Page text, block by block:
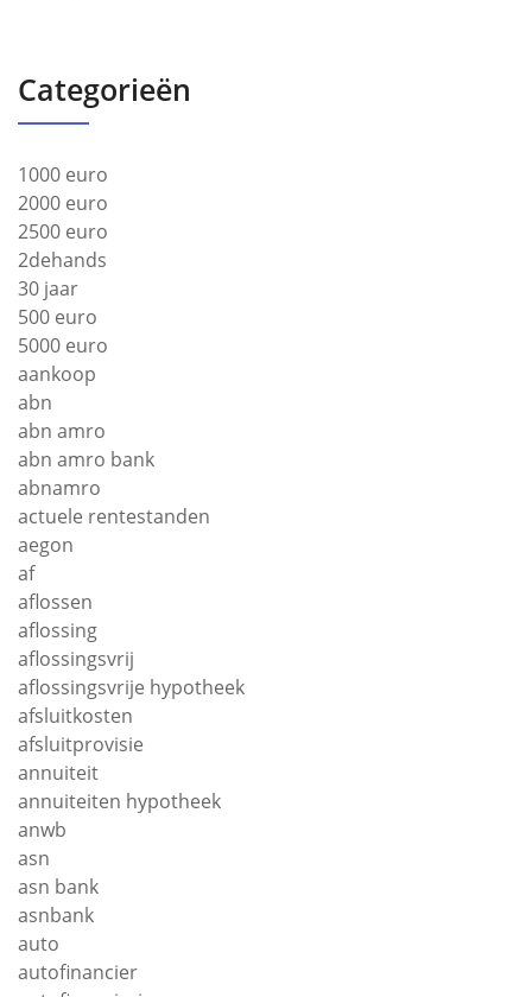
Categorieën
1000 euro
2000 euro
2500 euro
2dehands
30 jaar
500 euro
5000 euro
aankoop
abn
abn amro
abn amro bank
abnamro
actuele rentestanden
aegon
af
aflossen
aflossing
aflossingsvrij
aflossingsvrije hypotheek
afsluitkosten
afsluitprovisie
annuiteit
annuiteiten hypotheek
anwb
asn
asn bank
asnbank
auto
autofinancier